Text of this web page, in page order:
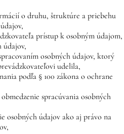
o druhu, štruktúre a priebehu
prístup k osobným údajom,
údajov,
osobných údajov, ktorý
udelila,
podľa § 100 zákona o ochrane
spracúvania osobných
osobných údajov ako aj právo na